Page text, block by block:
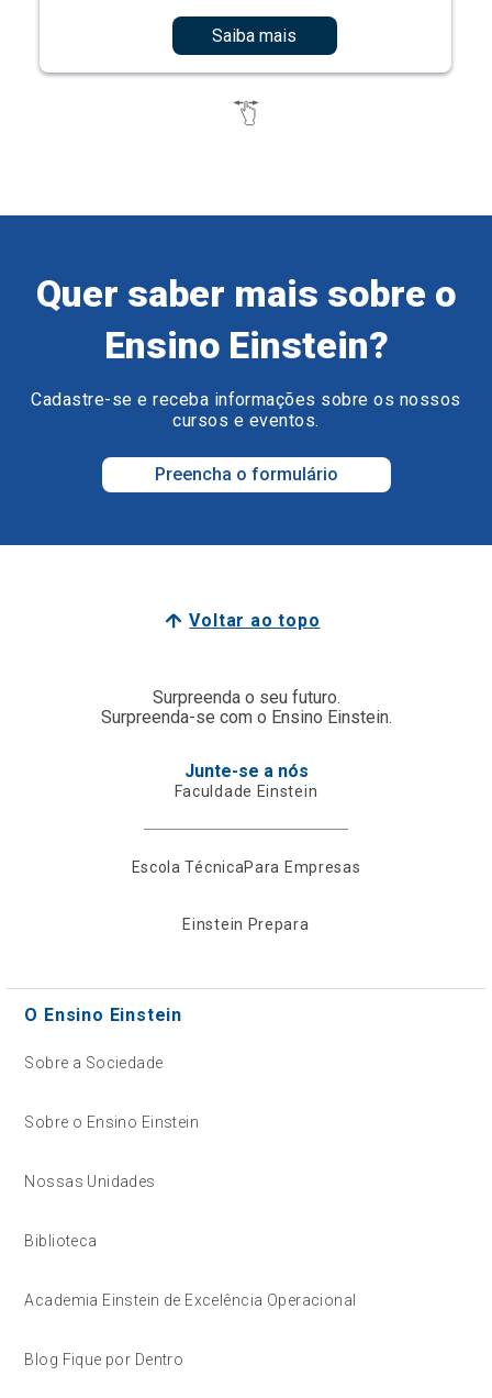
Saiba mais
Quer saber mais sobre o
Ensino Einstein?
Cadastre-se e receba informações sobre os nossos
cursos e eventos.
Preencha o formulário
Voltar ao topo
Surpreenda o seu futuro.
Surpreenda-se com o Ensino Einstein.
Junte-se a nós
Faculdade Einstein
Escola TécnicaPara Empresas
Einstein Prepara
O Ensino Einstein
Sobre a Sociedade
Sobre o Ensino Einstein
Nossas Unidades
Biblioteca
Academia Einstein de Excelência Operacional
Blog Fique por Dentro